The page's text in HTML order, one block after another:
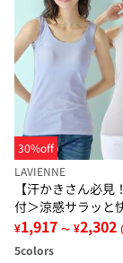
30%off
LAVIENNE
【汗かきさん必見
付＞涼感サラッと
ンクトップインナ
ボ＞
¥1,917 ～ ¥2,302
5colors